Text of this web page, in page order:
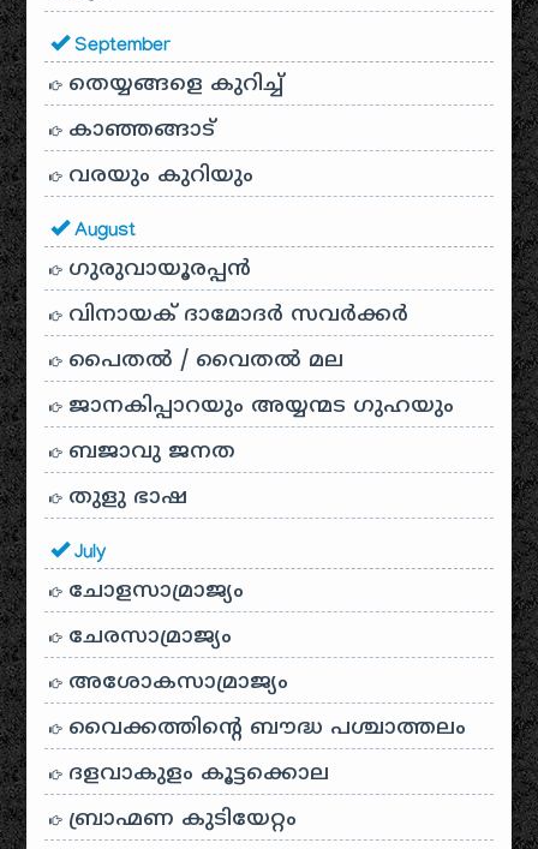
September
തെയ്യങ്ങളെ കുറിച്ച്
കാഞ്ഞങ്ങാട്
വരയും കുറിയും
August
ഗുരുവായൂരപ്പൻ
വിനായക് ദാമോദർ സവർക്കർ
പൈതൽ / വൈതൽ മല
ജാനകിപ്പാറയും അയ്യന്മട ഗുഹയും
ബജാവു ജനത
തുളു ഭാഷ
July
ചോളസാമ്രാജ്യം
ചേരസാമ്രാജ്യം
അശോകസാമ്രാജ്യം
വൈക്കത്തിന്റെ ബൗദ്ധ പശ്ചാത്തലം
ദളവാകുളം കൂട്ടക്കൊല
ബ്രാഹ്മണ കുടിയേറ്റം